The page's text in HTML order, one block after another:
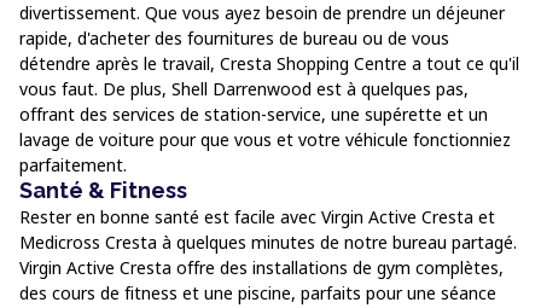
divertissement. Que vous ayez besoin de prendre un déjeuner
rapide, d'acheter des fournitures de bureau ou de vous
détendre après le travail, Cresta Shopping Centre a tout ce qu'il
vous faut. De plus, Shell Darrenwood est à quelques pas,
offrant des services de station-service, une supérette et un
lavage de voiture pour que vous et votre véhicule fonctionniez
parfaitement.
Santé & Fitness
Rester en bonne santé est facile avec Virgin Active Cresta et
Medicross Cresta à quelques minutes de notre bureau partagé.
Virgin Active Cresta offre des installations de gym complètes,
des cours de fitness et une piscine, parfaits pour une séance